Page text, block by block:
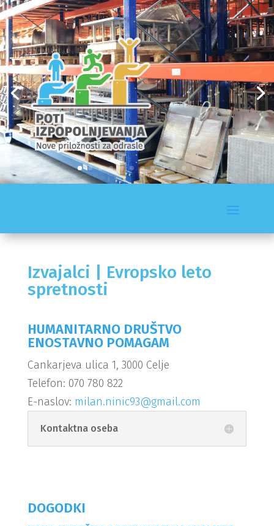
Izvajalci | Evropsko leto
spretnosti
HUMANITARNO DRUŠTVO
ENOSTAVNO POMAGAM
Cankarjeva ulica 1, 3000 Celje
Telefon: 070 780 822
E-naslov: milan.ninic93@gmail.com
Kontaktna oseba
DOGODKI